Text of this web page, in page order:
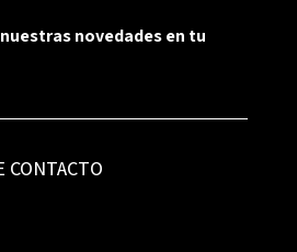
novedades en tu
CONTACTO